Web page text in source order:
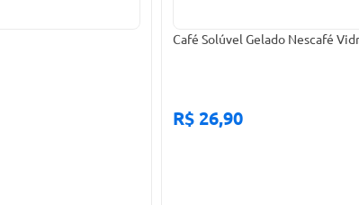
Café Solúvel Gelado Nescafé
R$ 26,90